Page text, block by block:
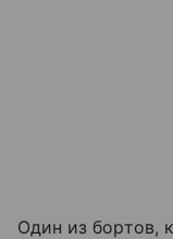
Один из бортов,